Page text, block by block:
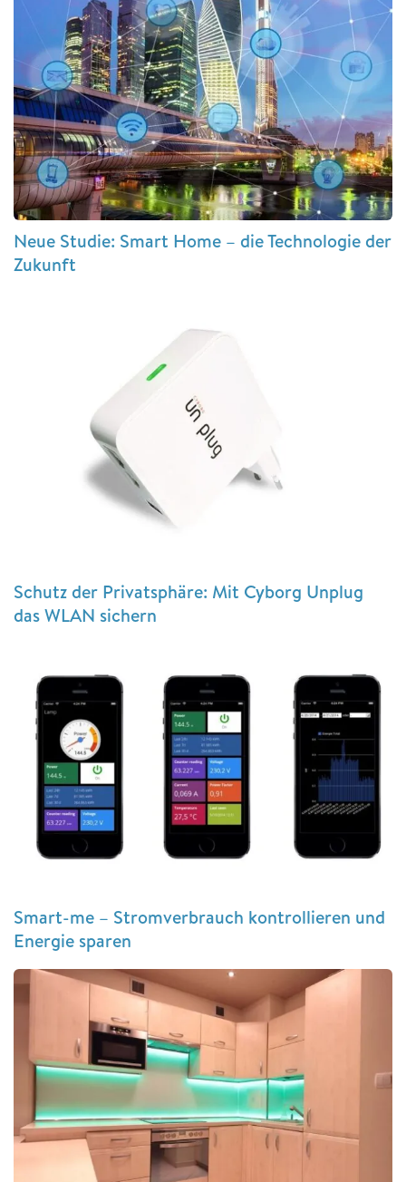
Neue Studie: Smart Home – die Technologie der
Zukunft
Schutz der Privatsphäre: Mit Cyborg Unplug
das WLAN sichern
Smart-me – Stromverbrauch kontrollieren und
Energie sparen